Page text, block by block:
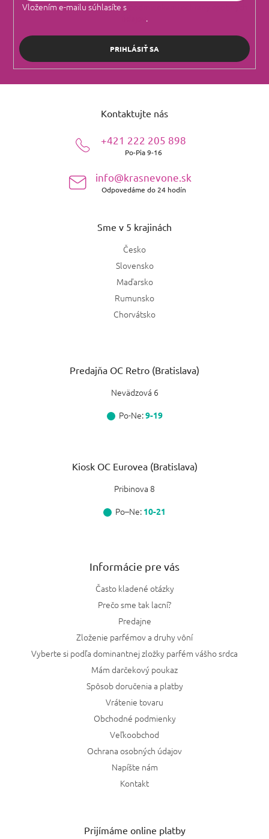
Vložením e-mailu súhlasíte s
.
PRIHLÁSIŤ SA
Kontaktujte nás
+421 222 205 898
Po-Pia 9-16
info@krasnevone.sk
Odpovedáme do 24 hodín
Sme v 5 krajinách
Česko
Slovensko
Maďarsko
Rumunsko
Chorvátsko
Predajňa OC Retro (Bratislava)
Nevädzová 6
Po-Ne:9-19
Kiosk OC Eurovea (Bratislava)
Pribinova 8
Po–Ne: 10-21
Informácie pre vás
Často kladené otázky
Prečo sme tak lacní?
Predajne
Zloženie parfémov a druhy vôní
Vyberte si podľa dominantnej zložky parfém vášho srdca
Mám darčekový poukaz
Spôsob doručenia a platby
Vrátenie tovaru
Obchodné podmienky
Veľkoobchod
Ochrana osobných údajov
Napíšte nám
Kontakt
Prijímáme online platby